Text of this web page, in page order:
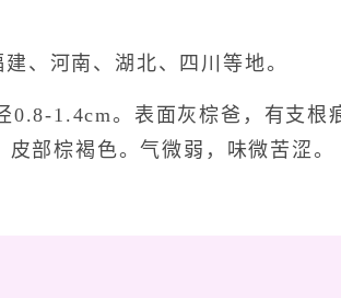
、河南、湖北、四川等地。
0.8-1.4cm。表面灰棕爸，有支根
皮部棕褐色。气微弱，味微苦涩。